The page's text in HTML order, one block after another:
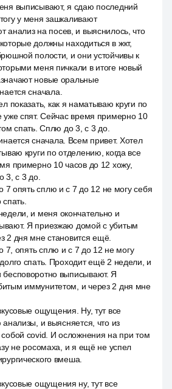
выписывают, я сдаю последний
у меня зашкаливают
анализ на посев, и выяснилось, что
должны находиться в жкт,
полости, и они устойчивы к
меня пичкали в итоге новый
новые оральные
сначала.
показать, как я наматываю круги по
уже спят. Сейчас время примерно 10
спать. Сплю до 3, с 3 до.
сначала. Всем привет. Хотел
круги по отделению, когда все
примерно 10 часов до 12 хожу,
3, с 3 до.
7 опять сплю и с 7 до 12 не могу себя
и меня окончательно и
Я приезжаю домой с убитым
2 дня мне становится ещё.
7, опять сплю и с 7 до 12 не могу
спать. Проходит ещё 2 недели, и
бесповоротно выписывают. Я
иммунитетом, и через 2 дня мне
ощущения. Ну, тут все
и выясняется, что из
covid. И осложнения на при том
не росомаха, и я ещё не успел
вмеша.
ощущения ну, тут все